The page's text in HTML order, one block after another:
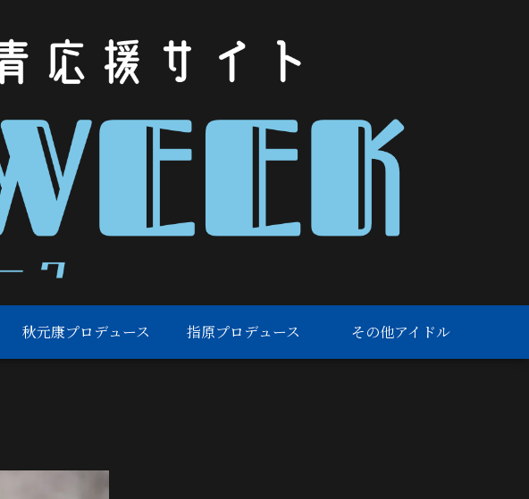
秋元康プロデュース 指原プロデュース その他アイドル